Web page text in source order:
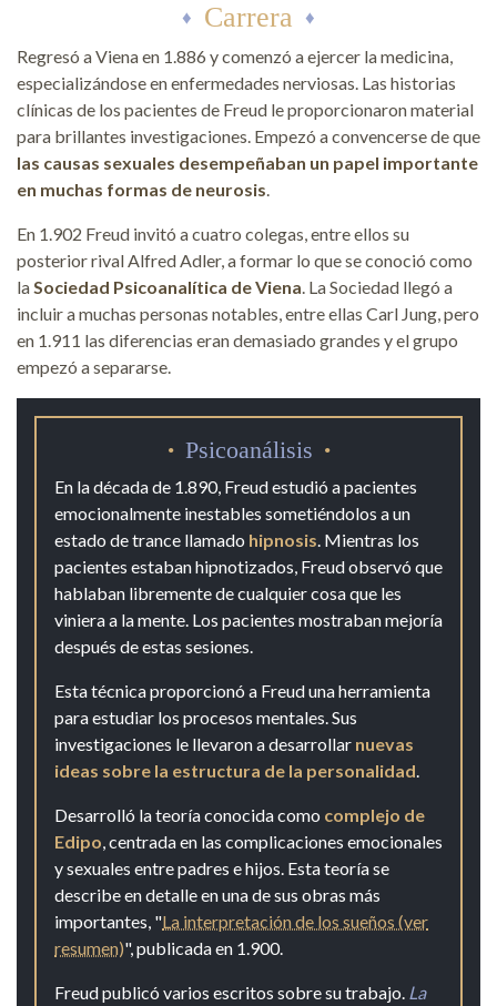
Carrera
Regresó a Viena en 1.886 y comenzó a ejercer la medicina,
especializándose en enfermedades nerviosas. Las historias
clínicas de los pacientes de Freud le proporcionaron material
para brillantes investigaciones. Empezó a convencerse de que
las causas sexuales desempeñaban un papel importante
en muchas formas de neurosis
En 1.902 Freud invitó a cuatro colegas, entre ellos su
posterior rival Alfred Adler, a formar lo que se conoció como
la Sociedad Psicoanalítica de Viena . La Sociedad llegó a
incluir a muchas personas notables, entre ellas Carl Jung, pero
en 1.911 las diferencias eran demasiado grandes y el grupo
empezó a separarse.
Psicoanálisis
En la década de 1.890, Freud estudió a pacientes
emocionalmente inestables sometiéndolos a un
estado de trance llamado hipnosis . Mientras los
pacientes estaban hipnotizados, Freud observó que
hablaban libremente de cualquier cosa que les
viniera a la mente. Los pacientes mostraban mejoría
después de estas sesiones.
Esta técnica proporcionó a Freud una herramienta
para estudiar los procesos mentales. Sus
investigaciones le llevaron a desarrollar nuevas
ideas sobre la estructura de la personalidad
Desarrolló la teoría conocida como complejo de
Edipo , centrada en las complicaciones emocionales
y sexuales entre padres e hijos. Esta teoría se
describe en detalle en una de sus obras más
importantes, "La interpretación de los sueños (ver
resumen)", publicada en 1.900.
Freud publicó varios escritos sobre su trabajo. La